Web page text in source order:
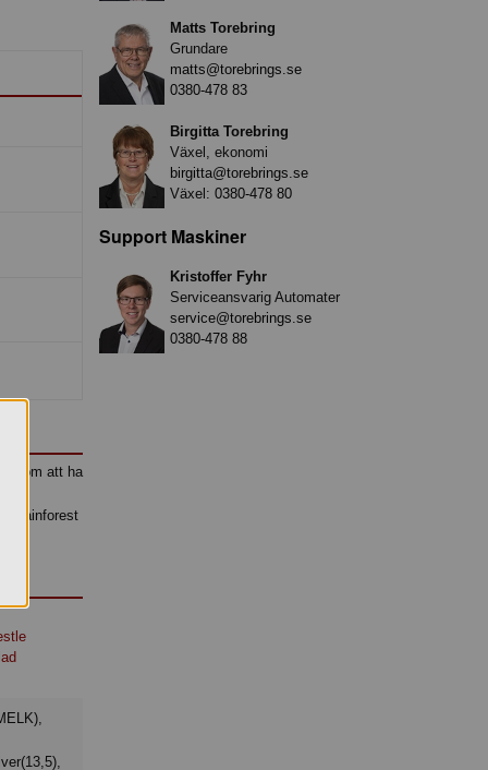
som att ha
Rainforest
Matts Torebring
Grundare
matts@torebrings.se
0380-478 83
Birgitta Torebring
Växel, ekonomi
birgitta@torebrings.se
Växel: 0380-478 80
Support Maskiner
Kristoffer Fyhr
Serviceansvarig Automater
service@torebrings.se
0380-478 88